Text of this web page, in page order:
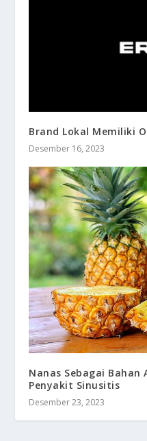
Brand Lokal Memiliki
Desember 16, 2023
Nanas Sebagai Bahan
Penyakit Sinusitis
Desember 23, 2023